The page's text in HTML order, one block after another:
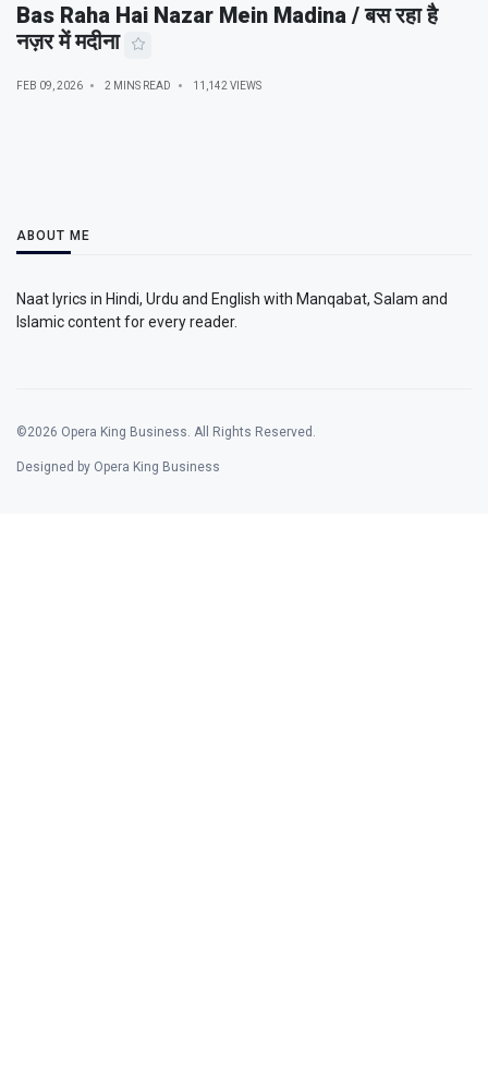
Bas Raha Hai Nazar Mein Madina / बस रहा है
नज़र में मदीना
FEB 09, 2026 2 MINS READ 11,142 VIEWS
ABOUT ME
Naat lyrics in Hindi, Urdu and English with Manqabat, Salam and
Islamic content for every reader.
©2026 Opera King Business. All Rights Reserved.
Designed by Opera King Business